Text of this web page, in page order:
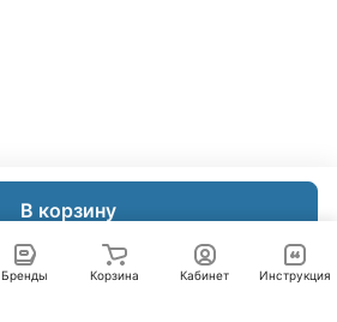
В корзину
Бренды Корзина Кабинет Инструкция